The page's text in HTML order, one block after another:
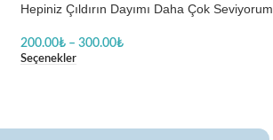
Hepiniz Çıldırın Dayımı Daha Çok Seviyorum
200.00₺ – 300.00₺
Seçenekler